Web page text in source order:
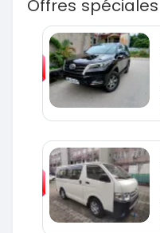
Offres spéciales